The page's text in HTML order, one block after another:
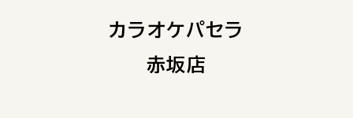
カラオケパセラ
赤坂店